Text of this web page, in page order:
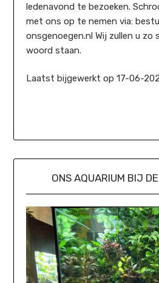
ledenavond te bezoeken.
met ons op te nemen via:
onsgenoegen.nl Wij zullen u zo
woord staan.
Laatst bijgewerkt op 17-06-
ONS AQUARIUM BIJ